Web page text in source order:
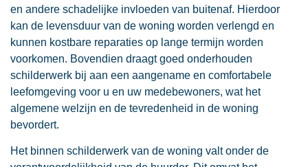
en andere schadelijke invloeden van buitenaf. Hierdoor
kan de levensduur van de woning worden verlengd en
kunnen kostbare reparaties op lange termijn worden
voorkomen. Bovendien draagt goed onderhouden
schilderwerk bij aan een aangename en comfortabele
leefomgeving voor u en uw medebewoners, wat het
algemene welzijn en de tevredenheid in de woning
bevordert.
Het binnen schilderwerk van de woning valt onder de